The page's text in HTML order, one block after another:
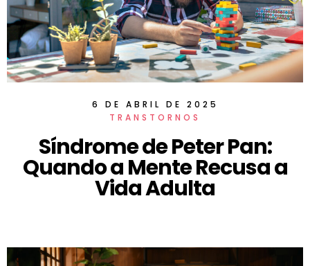
6 DE ABRIL DE 2025
TRANSTORNOS
Síndrome de Peter Pan:
Quando a Mente Recusa a
Vida Adulta